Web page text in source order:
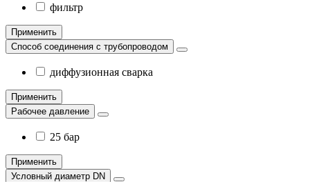
фильтр
Применить
Способ соединения с трубопроводом
диффузионная сварка
Применить
Рабочее давление
25 бар
Применить
Условный диаметр DN